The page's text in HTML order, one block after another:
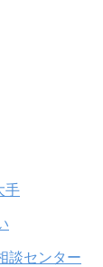
手
談センター